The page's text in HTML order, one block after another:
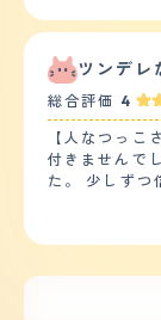
ーと威嚇することもない
同じ部屋また
てほしくて姿が見え
ら、自分から
はフミフミし
の中でも甘えた
き】 子猫なの
いて静かで落
はリビングを
きは、遊んで
格ではないと
ツンデレ
総合評価 4
【人なつっこ
付きませんで
た。 少しずつ
こい子になり
無いのでわか
慣れれば人懐